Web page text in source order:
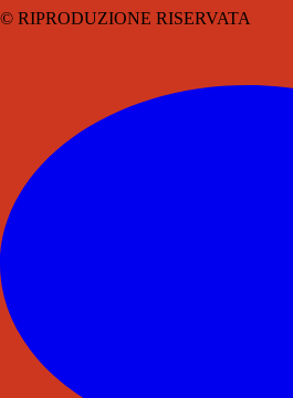
© RIPRODUZIONE RISERVATA